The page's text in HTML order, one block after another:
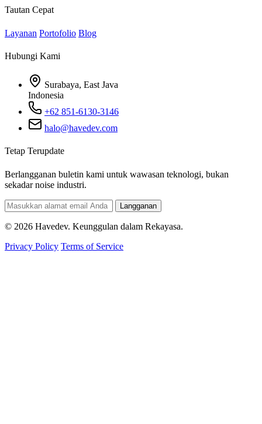
Tautan Cepat
Layanan Portofolio Blog
Hubungi Kami
Surabaya, East Java
Indonesia
+62 851-6130-3146
halo@havedev.com
Tetap Terupdate
Berlangganan buletin kami untuk wawasan teknologi, bukan
sekadar noise industri.
Langganan
© 2026 Havedev. Keunggulan dalam Rekayasa.
Privacy Policy Terms of Service